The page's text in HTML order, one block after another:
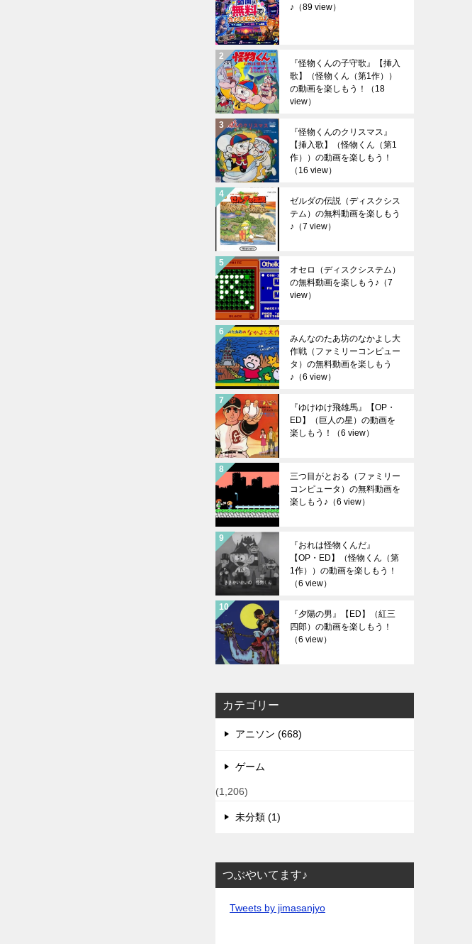
♪ （89 view）
『怪物くんの子守歌』【挿入
歌】（怪物くん（第1作））
の動画を楽しもう！
（18
view）
『怪物くんのクリスマス』
【挿入歌】（怪物くん（第1
作））の動画を楽しもう！
（16 view）
ゼルダの伝説（ディスクシス
テム）の無料動画を楽しもう
♪ （7 view）
オセロ（ディスクシステム）
の無料動画を楽しもう♪ （7
view）
みんなのたあ坊のなかよし大
作戦（ファミリーコンピュー
タ）の無料動画を楽しもう
♪ （6 view）
『ゆけゆけ飛雄馬』【OP・
ED】（巨人の星）の動画を
楽しもう！
（6 view）
三つ目がとおる（ファミリー
コンピュータ）の無料動画を
楽しもう♪ （6 view）
『おれは怪物くんだ』
【OP・ED】（怪物くん（第
1作））の動画を楽しもう！
（6 view）
『夕陽の男』【ED】（紅三
四郎）の動画を楽しもう！
（6 view）
カテゴリー
アニソン (668)
ゲーム
(1,206)
未分類 (1)
つぶやいてます♪
Tweets by jimasanjyo